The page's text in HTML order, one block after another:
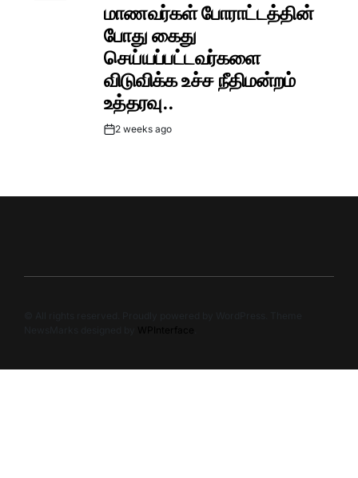
மாணவர்கள் போராட்டத்தின்
போது கைது
செய்யப்பட்டவர்களை
விடுவிக்க உச்ச நீதிமன்றம்
உத்தரவு..
Post2 weeks ago